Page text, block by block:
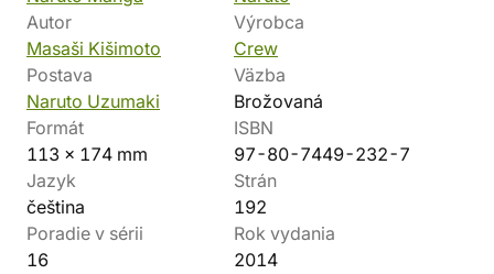
Autor
Masaši Kišimoto
Výrobca
Crew
Postava
Naruto Uzumaki
Väzba
Brožovaná
Formát
113 x 174 mm
ISBN
97-80-7449-232-7
Jazyk
čeština
Strán
192
Poradie v sérii
16
Rok vydania
2014